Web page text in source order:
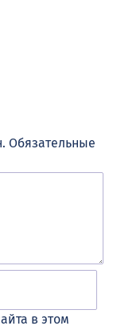
Обязательные
в этом